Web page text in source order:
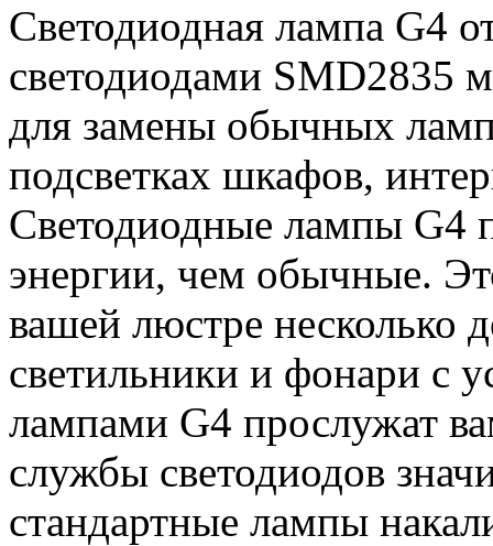
Светодиодная лампа G4
светодиодами SMD2835
для замены обычных
подсветках шкафов,
Светодиодные лампы G4
энергии, чем обычные.
вашей люстре несколько
светильники и фонари с
лампами G4 прослужат
службы светодиодов
стандартные лампы